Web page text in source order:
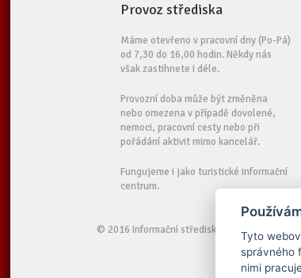
Provoz střediska
Máme otevřeno v pracovní dny (Po-Pá)
od 7,30 do 16,00 hodin. Někdy nás
však zastihnete i déle.
Provozní doba může být změněna
nebo omezena v případě dovolené,
nemoci, pracovní cesty nebo při
pořádání aktivit mimo kancelář.
Fungujeme i jako turistické informační
centrum.
© 2016 Informační středisko pro rozvoj
Tyto
správného
nimi